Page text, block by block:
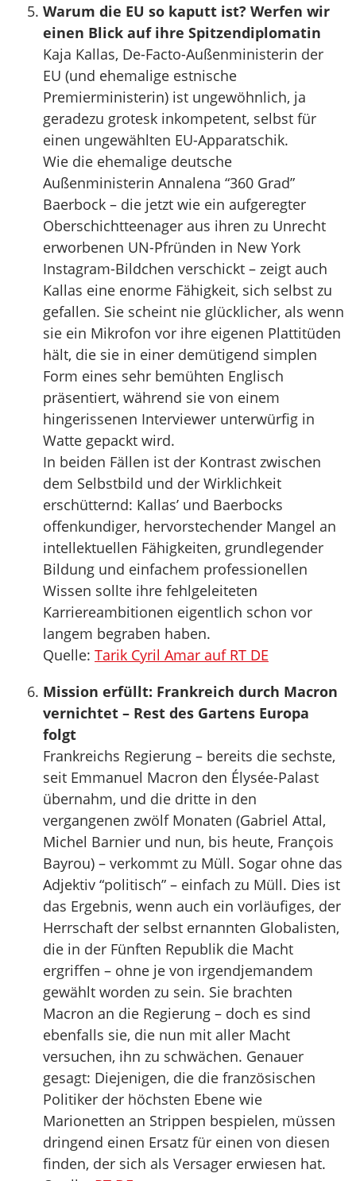
Warum die EU so kaputt ist? Werfen wir
einen Blick auf ihre Spitzendiplomatin
Kaja Kallas, De-Facto-Außenministerin der
EU (und ehemalige estnische
Premierministerin) ist ungewöhnlich, ja
geradezu grotesk inkompetent, selbst für
einen ungewählten EU-Apparatschik.
Wie die ehemalige deutsche
Außenministerin Annalena “360 Grad”
Baerbock – die jetzt wie ein aufgeregter
Oberschichtteenager aus ihren zu Unrecht
erworbenen UN-Pfründen in New York
Instagram-Bildchen verschickt – zeigt auch
Kallas eine enorme Fähigkeit, sich selbst zu
gefallen. Sie scheint nie glücklicher, als wenn
sie ein Mikrofon vor ihre eigenen Plattitüden
hält, die sie in einer demütigend simplen
Form eines sehr bemühten Englisch
präsentiert, während sie von einem
hingerissenen Interviewer unterwürfig in
Watte gepackt wird.
In beiden Fällen ist der Kontrast zwischen
dem Selbstbild und der Wirklichkeit
erschütternd: Kallas’ und Baerbocks
offenkundiger, hervorstechender Mangel an
intellektuellen Fähigkeiten, grundlegender
Bildung und einfachem professionellen
Wissen sollte ihre fehlgeleiteten
Karriereambitionen eigentlich schon vor
langem begraben haben.
Quelle: Tarik Cyril Amar auf RT DE
Mission erfüllt: Frankreich durch Macron
vernichtet – Rest des Gartens Europa
folgt
Frankreichs Regierung – bereits die sechste,
seit Emmanuel Macron den Élysée-Palast
übernahm, und die dritte in den
vergangenen zwölf Monaten (Gabriel Attal,
Michel Barnier und nun, bis heute, François
Bayrou) – verkommt zu Müll. Sogar ohne das
Adjektiv “politisch” – einfach zu Müll. Dies ist
das Ergebnis, wenn auch ein vorläufiges, der
Herrschaft der selbst ernannten Globalisten,
die in der Fünften Republik die Macht
ergriffen – ohne je von irgendjemandem
gewählt worden zu sein. Sie brachten
Macron an die Regierung – doch es sind
ebenfalls sie, die nun mit aller Macht
versuchen, ihn zu schwächen. Genauer
gesagt: Diejenigen, die die französischen
Politiker der höchsten Ebene wie
Marionetten an Strippen bespielen, müssen
dringend einen Ersatz für einen von diesen
finden, der sich als Versager erwiesen hat.